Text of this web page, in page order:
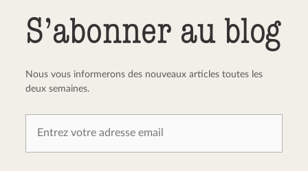
S’abonner au blog
Nous vous informerons des nouveaux articles toutes les
deux semaines.